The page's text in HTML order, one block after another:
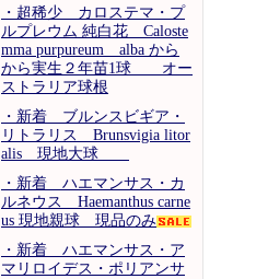
・超稀少 カロステマ・プ
ルプレウム 純白花 Caloste
mma purpureum alba から
から実生２年苗1球 オー
ストラリア球根
・新着 ブルンスビギア・
リトラリス Brunsvigia litor
alis 現地大球
・新着 ハエマンサス・カ
ルネウス Haemanthus carne
us 現地親球 現品のみ
・新着 ハエマンサス・ア
マリロイデス・ポリアンサ